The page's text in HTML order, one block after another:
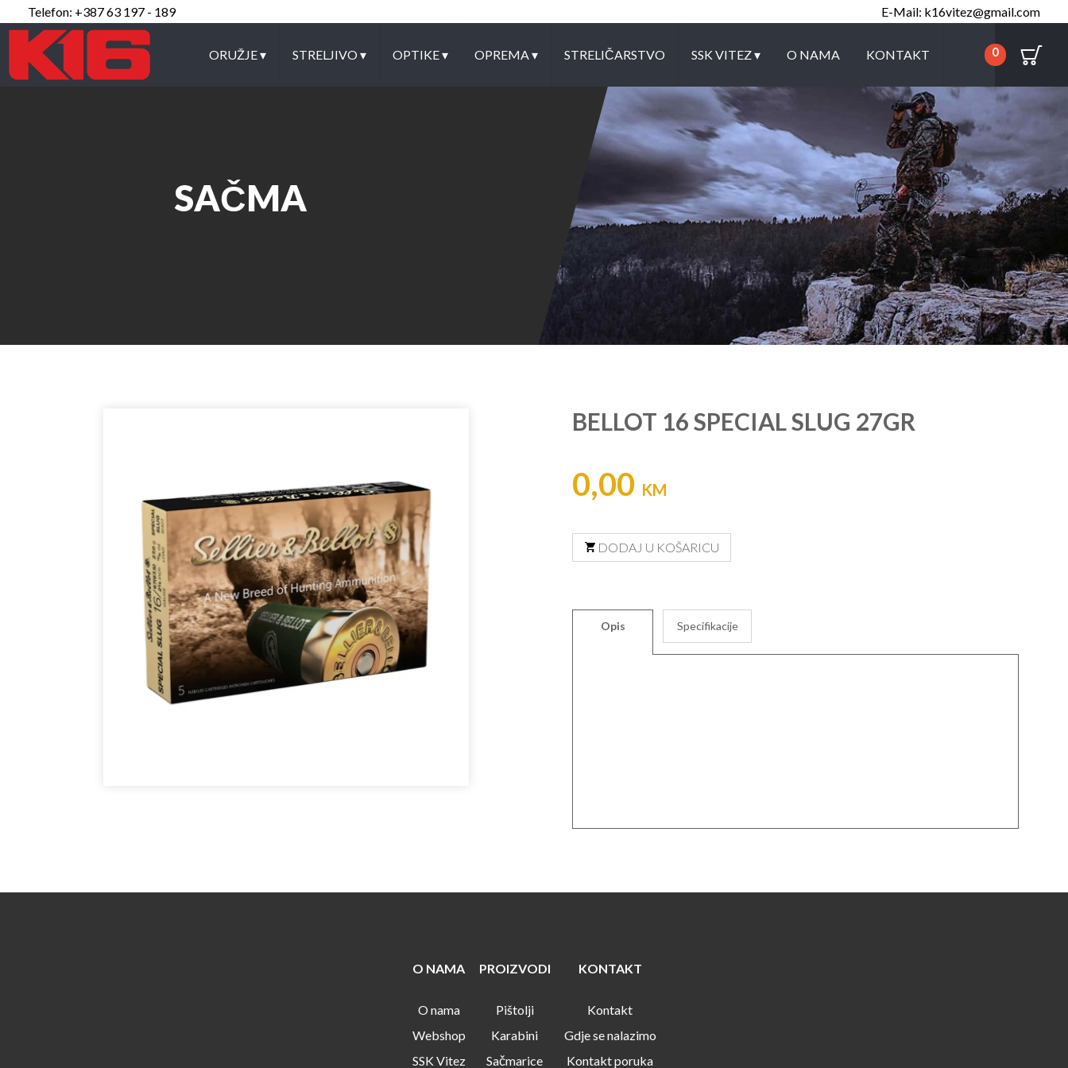
Telefon: +387 63 197 - 189 E-Mail: k16vitez@gmail.com
0
ORUŽJE▾ STRELJIVO▾ OPTIKE▾ OPREMA▾ STRELIČARSTVO SSK VITEZ▾ O NAMA KONTAKT
SAČMA
BELLOT 16 SPECIAL SLUG 27GR
0,00 KM
DODAJ U KOŠARICU
Opis Specifikacije
O NAMA
O nama
Webshop
SSK Vitez
PROIZVODI
Pištolji
Karabini
Sačmarice
KONTAKT
Kontakt
Gdje se nalazimo
Kontakt poruka